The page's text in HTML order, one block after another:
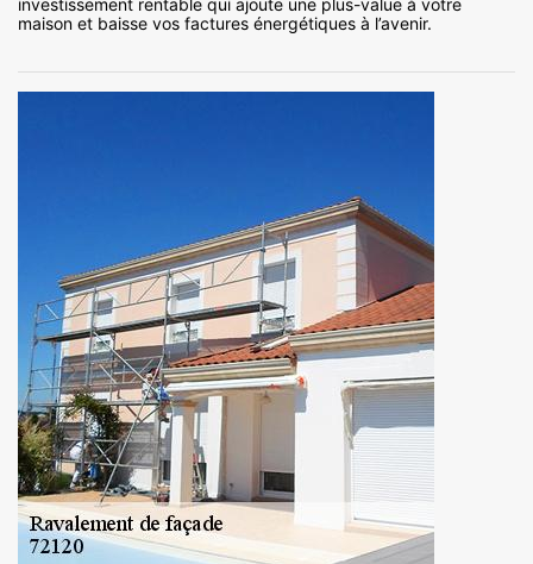
maison et baisse vos factures énergétiques à l’avenir.